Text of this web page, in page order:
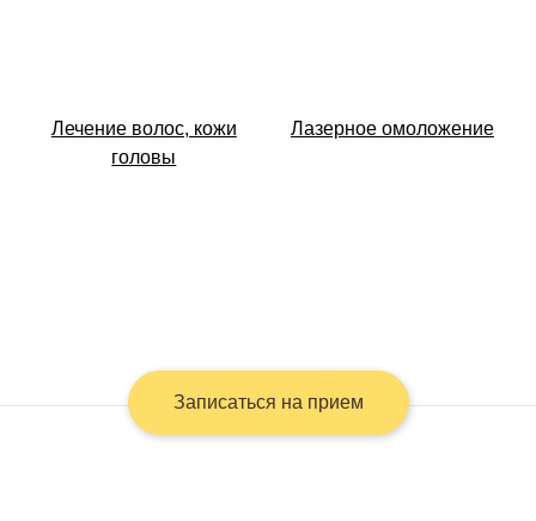
Лечение волос, кожи
головы
Лазерное омоложение
Записаться на прием